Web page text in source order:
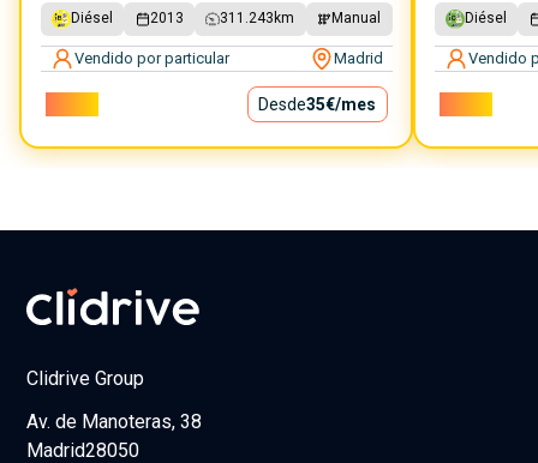
Diésel 2013 311.243 km Manual
Vendido por particular Madrid
Desde35€/mes
Diésel
Vendido
Clidrive Group
Av. de Manoteras, 38
Madrid28050